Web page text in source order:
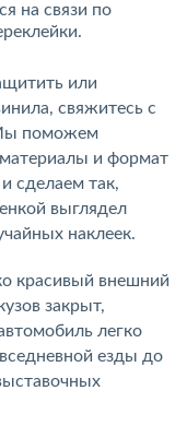
на связи по
или
свяжитесь с
поможем
и формат
сделаем так,
выглядел
наклеек.
красивый внешний
закрыт,
легко
езды до